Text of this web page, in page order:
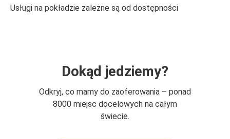
Usługi na pokładzie zależne są od dostępności
Dokąd jedziemy?
Odkryj, co mamy do zaoferowania – ponad
8000 miejsc docelowych na całym
świecie.